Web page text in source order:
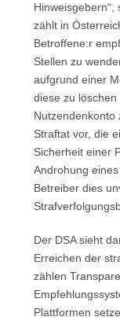
zählt in
Betroffene:r
Stellen zu
aufgrund einer
diese zu
Nutzendenkonto
Straftat vor, die
Sicherheit einer
Androhung
Betreiber dies
Der DSA sieht
Erreichen der
zählen
Plattformen